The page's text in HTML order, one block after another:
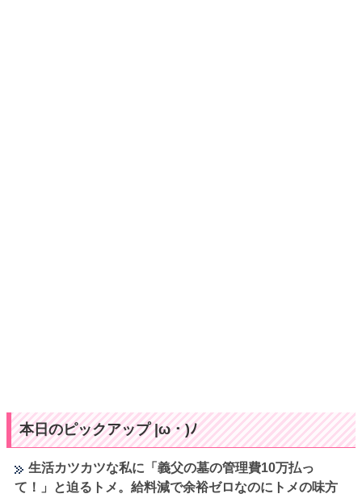
本日のピックアップ |ω・)ﾉ
生活カツカツな私に「義父の墓の管理費10万払っ
て！」と迫るトメ。給料減で余裕ゼロなのにトメの味方